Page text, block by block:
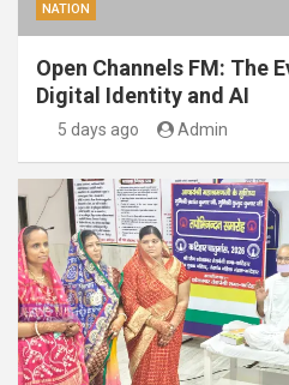
NATION
Open Channels FM: The
Digital Identity and AI
5 days ago Admin